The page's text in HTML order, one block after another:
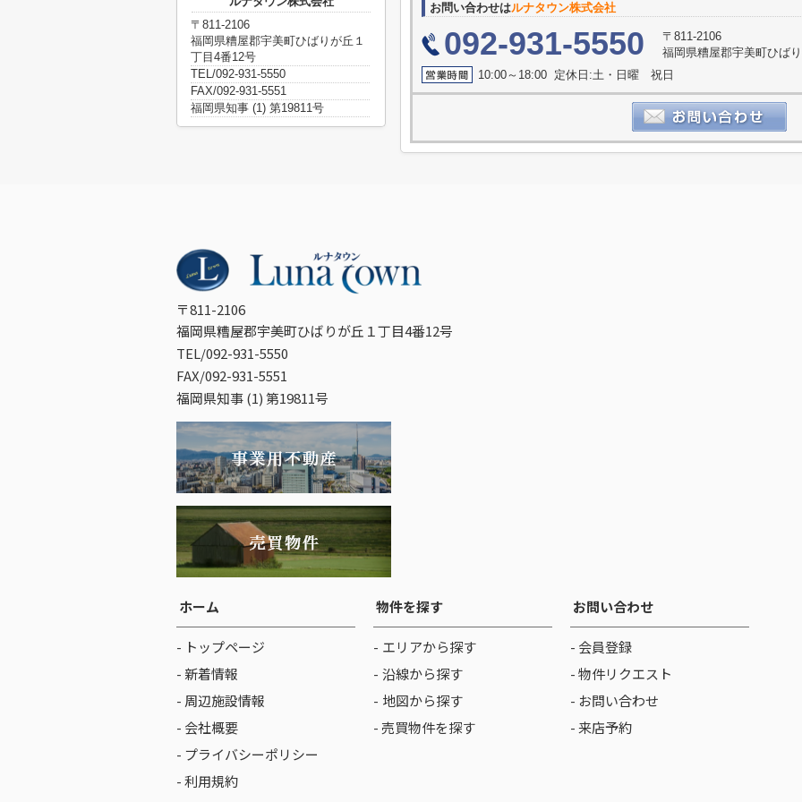
お問い合わせはルナタウン株式会社
092-931-5550
〒811-2106
福岡県糟屋郡宇美町ひば
10:00～18:00 定休日:土・日曜 祝日
〒811-2106
福岡県糟屋郡宇美町ひばりが丘１
丁目4番12号
TEL/092-931-5550
FAX/092-931-5551
福岡県知事 (1) 第19811号
〒811-2106
福岡県糟屋郡宇美町ひばりが丘１丁目4番12号
TEL/092-931-5550
FAX/092-931-5551
福岡県知事 (1) 第19811号
ホーム
- トップページ
- 新着情報
- 周辺施設情報
- 会社概要
- プライバシーポリシー
- 利用規約
物件を探す
エリアから探す
沿線から探す
地図から探す
- 売買物件を探す
お問い合わせ
- 会員登録
- 物件リクエスト
- お問い合わせ
- 来店予約